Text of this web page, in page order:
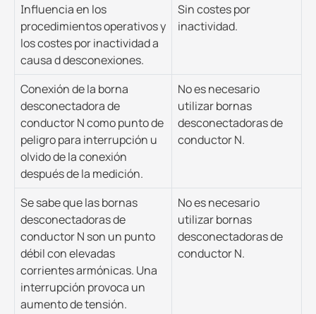
Influencia en los
procedimientos operativos y
los costes por inactividad a
causa d desconexiones.
Sin costes por
inactividad.
Conexión de la borna
desconectadora de
conductor N como punto de
peligro para interrupción u
olvido de la conexión
después de la medición.
No es necesario
utilizar bornas
desconectadoras de
conductor N.
Se sabe que las bornas
desconectadoras de
conductor N son un punto
débil con elevadas
corrientes armónicas. Una
interrupción provoca un
aumento de tensión.
No es necesario
utilizar bornas
desconectadoras de
conductor N.